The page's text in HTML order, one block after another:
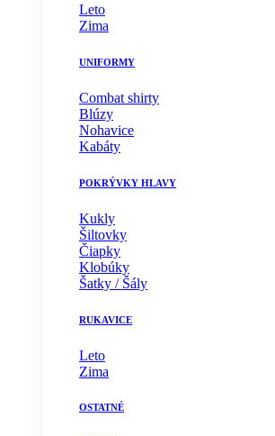
Leto
Zima
UNIFORMY
Combat shirty
Blúzy
Nohavice
Kabáty
POKRÝVKY HLAVY
Kukly
Šiltovky
Čiapky
Klobúky
Šatky / Šály
RUKAVICE
Leto
Zima
OSTATNÉ